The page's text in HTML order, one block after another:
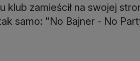
klub zamieścił na swojej
samo: "No Bajner - No